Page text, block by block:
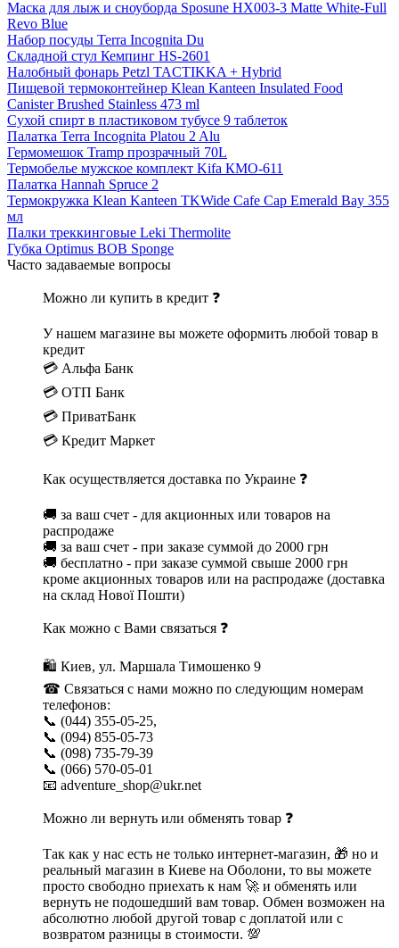
Маска для лыж и сноуборда Sposune HX003-3 Matte White-Full
Revo Blue
Набор посуды Terra Incognita Du
Складной стул Кемпинг HS-2601
Налобный фонарь Petzl TACTIKKA + Hybrid
Пищевой термоконтейнер Klean Kanteen Insulated Food
Canister Brushed Stainless 473 ml
Сухой спирт в пластиковом тубусе 9 таблеток
Палатка Terra Incognita Platou 2 Alu
Гермомешок Tramp прозрачный 70L
Термобелье мужское комплект Kifa КМО-611
Палатка Hannah Spruce 2
Термокружка Klean Kanteen TKWide Cafe Cap Emerald Bay 355
мл
Палки треккинговые Leki Thermolite
Губка Optimus BOB Sponge
Часто задаваемые вопросы
Можно ли купить в кредит ❓
У нашем магазине вы можете оформить любой товар в
кредит
💳 Альфа Банк
💳 ОТП Банк
💳 ПриватБанк
💳 Кредит Маркет
Как осуществляется доставка по Украине ❓
🚚 за ваш счет - для акционных или товаров на
распродаже
🚚 за ваш счет - при заказе суммой до 2000 грн
🚚 бесплатно - при заказе суммой свыше 2000 грн
кроме акционных товаров или на распродаже (доставка
на склад Нової Пошти)
Как можно с Вами связаться ❓
🛍 Киев, ул. Маршала Тимошенко 9
☎ Связаться с нами можно по следующим номерам
телефонов:
📞 (044) 355-05-25,
📞 (094) 855-05-73
📞 (098) 735-79-39
📞 (066) 570-05-01
📧 adventure_shop@ukr.net
Можно ли вернуть или обменять товар ❓
Так как у нас есть не только интернет-магазин, 🎁 но и
реальный магазин в Киеве на Оболони, то вы можете
просто свободно приехать к нам 🚀 и обменять или
вернуть не подошедший вам товар. Обмен возможен на
абсолютно любой другой товар с доплатой или с
возвратом разницы в стоимости. 💯